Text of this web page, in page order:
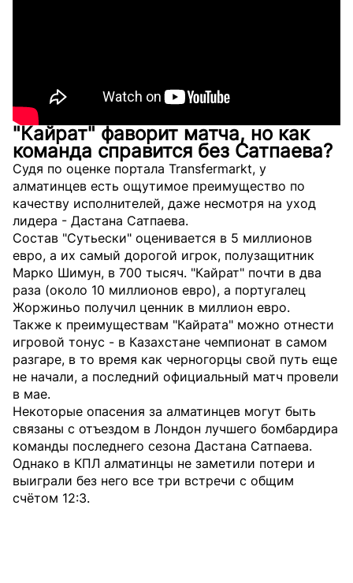
"Кайрат" фаворит матча, но как
команда справится без Сатпаева?
Судя по оценке портала Transfermarkt, у
алматинцев есть ощутимое преимущество по
качеству исполнителей, даже несмотря на уход
лидера - Дастана Сатпаева.
Состав "Сутьески" оценивается в 5 миллионов
евро, а их самый дорогой игрок, полузащитник
Марко Шимун, в 700 тысяч. "Кайрат" почти в два
раза (около 10 миллионов евро), а португалец
Жоржиньо получил ценник в миллион евро.
Также к преимуществам "Кайрата" можно отнести
игровой тонус - в Казахстане чемпионат в самом
разгаре, в то время как черногорцы свой путь еще
не начали, а последний официальный матч провели
в мае.
Некоторые опасения за алматинцев могут быть
связаны с отъездом в Лондон лучшего бомбардира
команды последнего сезона Дастана Сатпаева.
Однако в КПЛ алматинцы не заметили потери и
выиграли без него все три встречи с общим
счётом 12:3.